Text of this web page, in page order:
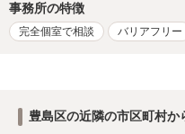
事務所の特徴
完全個室で相談 バリアフリー
豊島区の近隣の市区町村か